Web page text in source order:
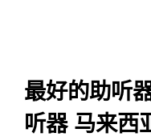
最好的助听
听器 马来西